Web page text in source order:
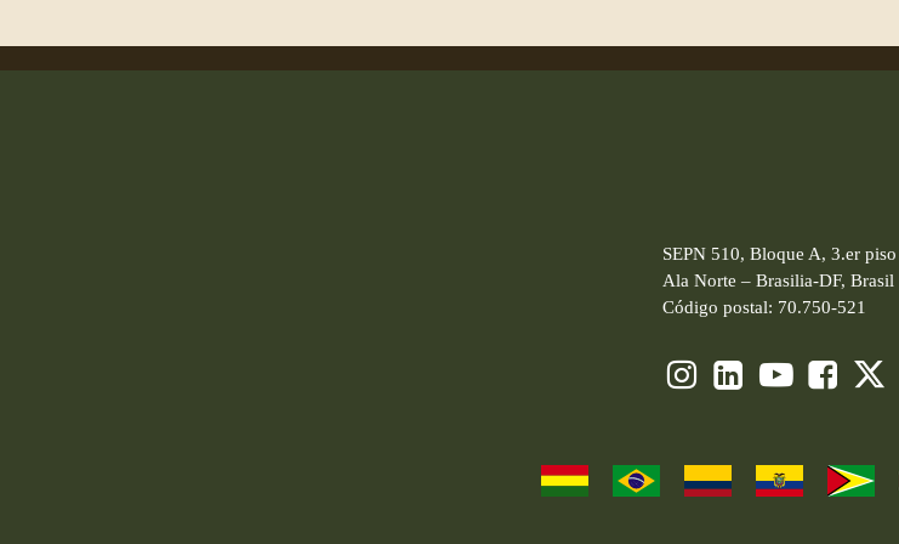
SEPN 510, Bloque A, 3.er piso
Ala Norte – Brasilia-DF, Brasil
Código postal: 70.750-521